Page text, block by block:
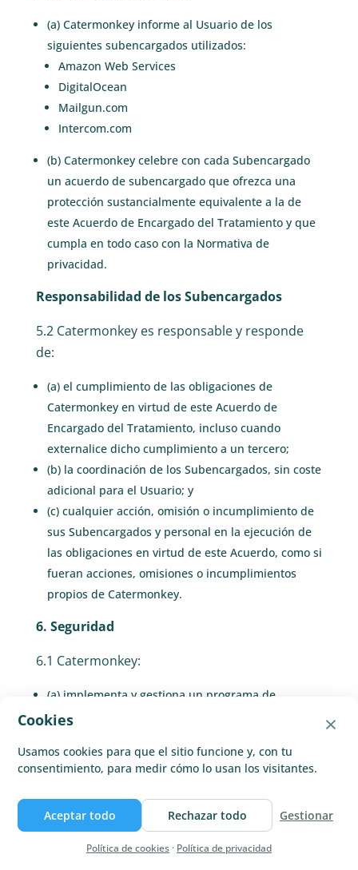
(a) Catermonkey informe al Usuario de los
siguientes subencargados utilizados:
Amazon Web Services
DigitalOcean
Mailgun.com
Intercom.com
(b) Catermonkey celebre con cada Subencargado
un acuerdo de subencargado que ofrezca una
protección sustancialmente equivalente a la de
este Acuerdo de Encargado del Tratamiento y que
cumpla en todo caso con la Normativa de
privacidad.
Responsabilidad de los Subencargados
5.2 Catermonkey es responsable y responde
de:
(a) el cumplimiento de las obligaciones de
Catermonkey en virtud de este Acuerdo de
Encargado del Tratamiento, incluso cuando
externalice dicho cumplimiento a un tercero;
(b) la coordinación de los Subencargados, sin coste
adicional para el Usuario; y
(c) cualquier acción, omisión o incumplimiento de
sus Subencargados y personal en la ejecución de
las obligaciones en virtud de este Acuerdo, como si
fueran acciones, omisiones o incumplimientos
propios de Catermonkey.
6. Seguridad
6.1 Catermonkey:
(a) implementa y gestiona un programa de
seguridad de la información conforme a la
técnicas y organizativas adecuadas para garantizar
un nivel de seguridad apropiado al riesgo,
incluidas las medidas de seguridad indicadas en
el Anexo 1;
Cookies ×
Usamos cookies para que el sitio funcione y, con tu
consentimiento, para medir cómo lo usan los visitantes.
Aceptar todo Rechazar todo Gestionar
Política de cookies · Política de privacidad